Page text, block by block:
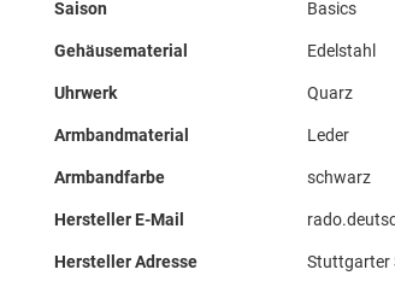
Saison Basics
Gehäusematerial Edelstahl
Uhrwerk Quarz
Armbandmaterial Leder
Armbandfarbe schwarz
Hersteller E-Mail
Hersteller Adresse Stuttgarter